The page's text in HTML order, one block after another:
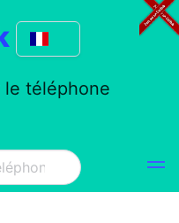
téléphone